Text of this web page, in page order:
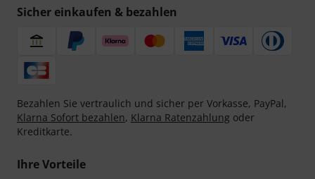
Sicher einkaufen & bezahlen
Bezahlen Sie vertraulich und sicher per Vorkasse, PayPal,
Klarna Sofort bezahlen, Klarna Ratenzahlung oder
Kreditkarte.
Ihre Vorteile